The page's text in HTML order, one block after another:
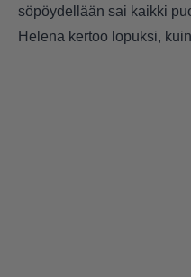
söpöydellään sai kaikki
Helena kertoo lopuksi,